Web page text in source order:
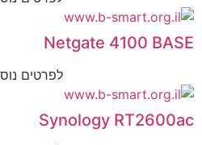
Netgate 4100 BASE
לפרטים
Synology RT2600ac